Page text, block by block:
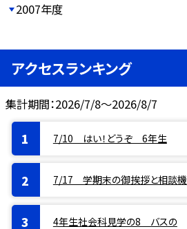
2007年度
アクセスランキング
集計期間：2026/7/8～2026/8/7
7/10 はい！どうぞ 6年生
7/17 学期末の御挨拶と相談
4年生社会科見学の8 バスの